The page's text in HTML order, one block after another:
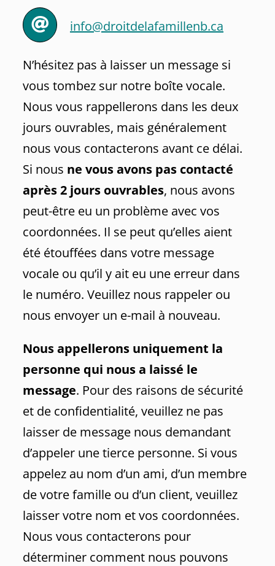
info@droitdelafamillenb.ca
N’hésitez pas à laisser un message si
vous tombez sur notre boîte vocale.
Nous vous rappellerons dans les deux
jours ouvrables, mais généralement
nous vous contacterons avant ce délai.
Si nous ne vous avons pas contacté
après 2 jours ouvrables, nous avons
peut-être eu un problème avec vos
coordonnées. Il se peut qu’elles aient
été étouffées dans votre message
vocale ou qu’il y ait eu une erreur dans
le numéro. Veuillez nous rappeler ou
nous envoyer un e-mail à nouveau.
Nous appellerons uniquement la
personne qui nous a laissé le
message. Pour des raisons de sécurité
et de confidentialité, veuillez ne pas
laisser de message nous demandant
d’appeler une tierce personne. Si vous
appelez au nom d’un ami, d’un membre
de votre famille ou d’un client, veuillez
laisser votre nom et vos coordonnées.
Nous vous contacterons pour
déterminer comment nous pouvons